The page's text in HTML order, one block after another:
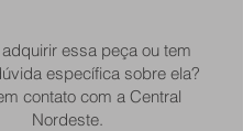
essa peça ou tem
específica sobre ela?
contato com a Central
Nordeste.